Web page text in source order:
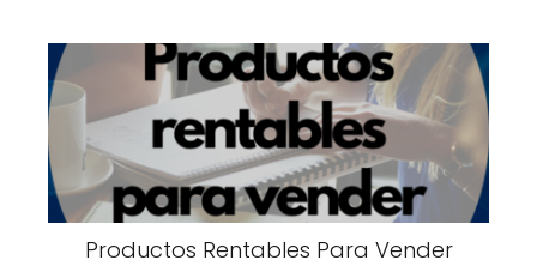
Productos Rentables Para Vender